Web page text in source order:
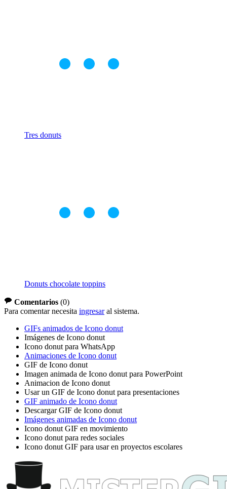
Tres donuts
Donuts chocolate toppins
Comentarios (0)
Para comentar necesita ingresaral sistema.
GIFs animados de Icono donut
Imágenes de Icono donut
Icono donut para WhatsApp
Animaciones de Icono donut
GIF de Icono donut
Imagen animada de Icono donut para PowerPoint
Animacion de Icono donut
Usar un GIF de Icono donut para presentaciones
GIF animado de Icono donut
Descargar GIF de Icono donut
Imágenes animadas de Icono donut
Icono donut GIF en movimiento
Icono donut para redes sociales
Icono donut GIF para usar en proyectos escolares